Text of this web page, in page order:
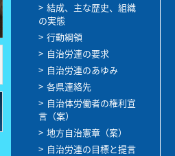
結成、主な歴史、組織
の実態
行動綱領
自治労連の要求
自治労連のあゆみ
各県連絡先
自治体労働者の権利宣
言（案）
地方自治憲章（案）
自治労連の目標と提言